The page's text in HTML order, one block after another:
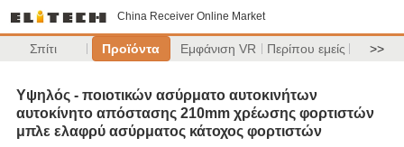
China Receiver Online Market
Σπίτι Προϊόντα Εμφάνιση VR Περίπου εμείς >>
Υψηλός - ποιοτικών ασύρματο αυτοκινήτων
αυτοκίνητο απόστασης 210mm χρέωσης φορτιστών
μπλε ελαφρύ ασύρματος κάτοχος φορτιστών